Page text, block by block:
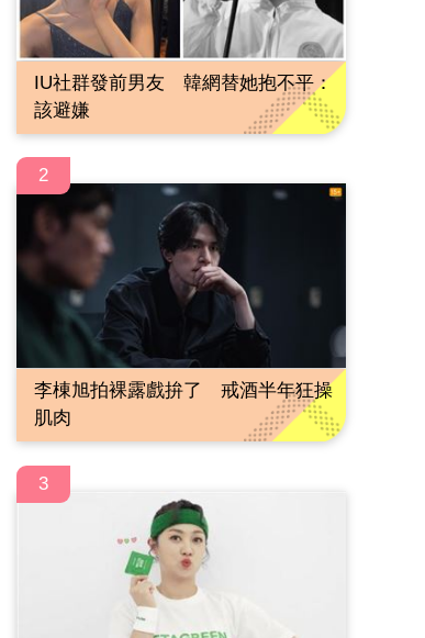
IU社群發前男友 韓網替她抱不平：
該避嫌
2
李棟旭拍裸露戲拚了 戒酒半年狂操
肌肉
3